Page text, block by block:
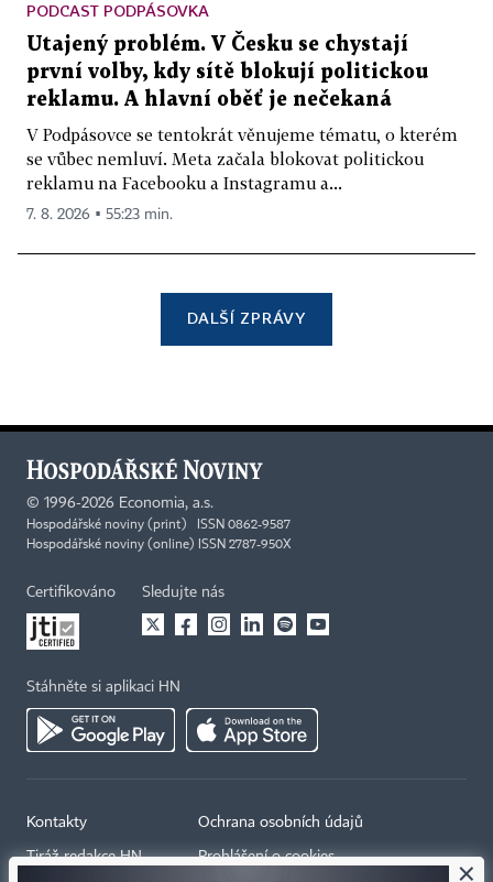
PODCAST PODPÁSOVKA
Utajený problém. V Česku se chystají
první volby, kdy sítě blokují politickou
reklamu. A hlavní oběť je nečekaná
V Podpásovce se tentokrát věnujeme tématu, o kterém
se vůbec nemluví. Meta začala blokovat politickou
reklamu na Facebooku a Instagramu a...
7. 8. 2026 ▪ 55:23 min.
DALŠÍ ZPRÁVY
© 1996-2026 Economia, a.s.
Hospodářské noviny (print) ISSN 0862-9587
Hospodářské noviny (online) ISSN 2787-950X
Certifikováno Sledujte nás
Stáhněte si aplikaci HN
Kontakty
Tiráž redakce HN
Ochrana osobních údajů
Prohlášení o cookies ×